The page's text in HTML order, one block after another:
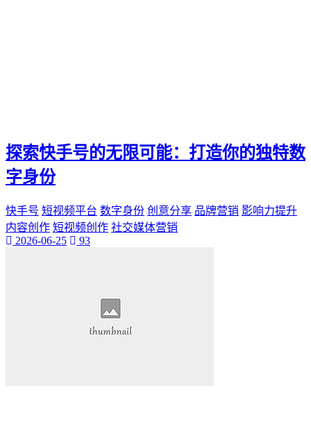
探索快手号的无限可能：打造你的独特数
字身份
快手号 短视频平台 数字身份 创意分享 品牌营销 影响力提升
内容创作 短视频创作 社交媒体营销
2026-06-25
93